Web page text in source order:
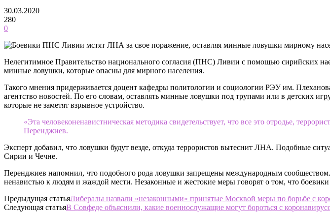
30.03.2020
280
0
Нелегитимное Правительство национального согласия (ПНС) Ливии с помощью сирийских
минные ловушки, которые опасны для мирного населения.
Такого мнения придерживается доцент кафедры политологии и социологии РЭУ им.
агентство новостей. По его словам, оставлять минные ловушки под трупами или в детских
которые не заметят взрывное устройство.
«Эта человеконенавистническая методика свидетельствует, что все это отродье,
Перенджиев.
Эксперт добавил, что ловушки будут везде, откуда террористов вытеснит ЛНА. Подобные
Сирии и Чечне.
Перенджиев напомнил, что подобного рода ловушки запрещены международным
ненавистью к людям и жаждой мести. Незаконные и жестокие меры говорят о том, что боевики
Предыдущая статьяЛибералы назвали «незаконными» принятые Москвой меры по борьбе с
Следующая статьяВ Совфеде объяснили, какие военнослужащие могут бороться с